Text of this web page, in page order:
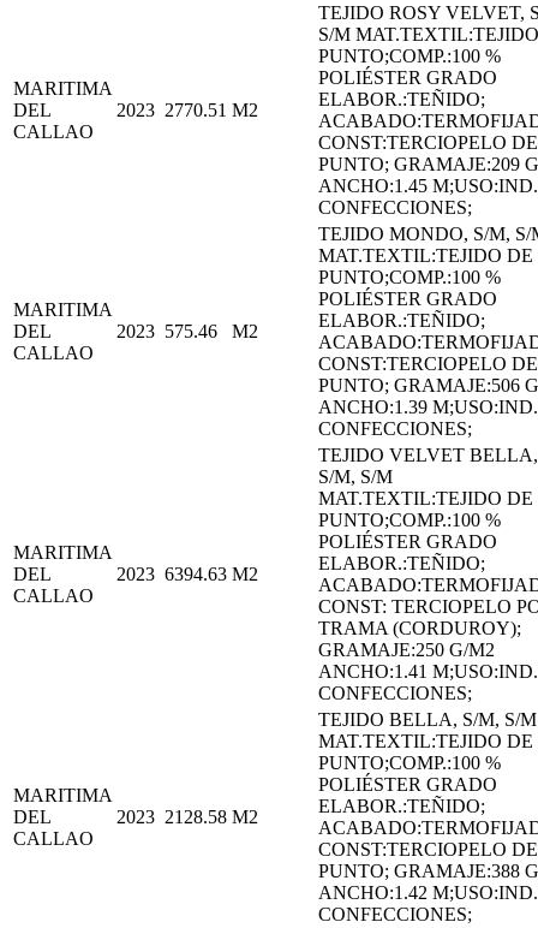
MARITIMA
DEL
CALLAO
2023 2770.51 M2
TEJIDO ROSY VELVET,
S/M
PUNTO;COMP.:100 %
POLIÉSTER GRADO
ELABOR.:TEÑIDO;
CONST:TERCIOPELO DE
PUNTO; GRAMAJE:209
ANCHO:1.45
CONFECCIONES;
MARITIMA
DEL
CALLAO
2023 575.46 M2
TEJIDO MONDO, S/M, S/
MAT.TEXTIL:TEJIDO DE
PUNTO;COMP.:100 %
POLIÉSTER GRADO
ELABOR.:TEÑIDO;
CONST:TERCIOPELO DE
PUNTO; GRAMAJE:506
ANCHO:1.39
CONFECCIONES;
MARITIMA
DEL
CALLAO
2023 6394.63 M2
TEJIDO VELVET BELLA,
S/M, S/M
MAT.TEXTIL:TEJIDO DE
PUNTO;COMP.:100 %
POLIÉSTER GRADO
ELABOR.:TEÑIDO;
CONST: TERCIOPELO
TRAMA (CORDUROY);
GRAMAJE:250 G/M2
ANCHO:1.41
CONFECCIONES;
MARITIMA
DEL
CALLAO
2023 2128.58 M2
TEJIDO BELLA, S/M, S/M
MAT.TEXTIL:TEJIDO DE
PUNTO;COMP.:100 %
POLIÉSTER GRADO
ELABOR.:TEÑIDO;
CONST:TERCIOPELO DE
PUNTO; GRAMAJE:388
ANCHO:1.42
CONFECCIONES;